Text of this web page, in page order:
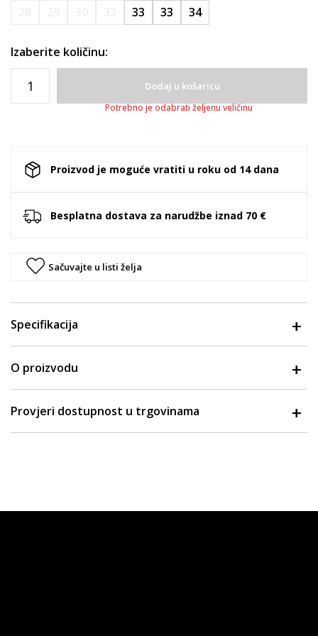
33 33 34
Izaberite količinu:
Dodaj u košaricu
Potrebno je odabrati željenu veličinu
Proizvod je moguće vratiti u roku od 14 dana
Besplatna dostava za narudžbe iznad 70 €
Sačuvajte u listi želja
Specifikacija
O proizvodu
Provjeri dostupnost u trgovinama